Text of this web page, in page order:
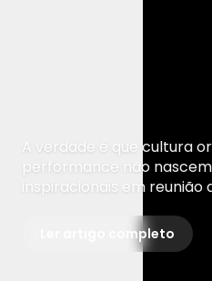
A verdade é que cultura
performance não
inspiracionais em reunião
Ler artigo completo